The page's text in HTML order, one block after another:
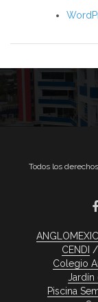
Todos los
CENDI
Colegio
Jardín
Piscina